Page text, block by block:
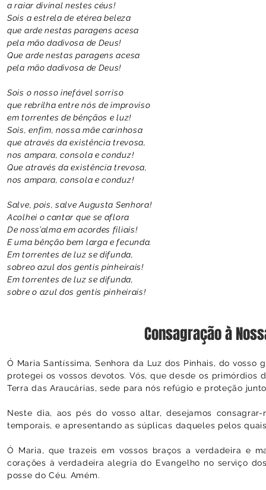
a raiar divinal nestes céus!
Sois a estrela de etérea beleza
que arde nestas paragens acesa
pela mão dadivosa de Deus!
Que arde nestas paragens acesa
pela mão dadivosa de Deus!
Sois o nosso inefável sorriso
que rebrilha entre nós de improviso
em torrentes de bênçãos e luz!
Sois, enfim, nossa mãe carinhosa
que através da existência trevosa,
nos ampara, consola e conduz!
Que através da existência trevosa,
nos ampara, consola e conduz!
Salve, pois, salve Augusta Senhora!
Acolhei o cantar que se aflora
De noss’alma em acordes filiais!
E uma bênção bem larga e fecunda.
Em torrentes de luz se difunda,
sobreo azul dos gentis pinheirais!
Em torrentes de luz se difunda,
sobre o azul dos gentis pinheirais!
Consagração à
Ó Maria Santíssima, Senhora da Luz dos Pinhais, do
protegei os vossos devotos. Vós, que desde os
Terra das Araucárias, sede para nós refúgio e proteção
Neste dia, aos pés do vosso altar, desejamos
temporais, e apresentando as súplicas daqueles pelos
Ó Maria, que trazeis em vossos braços a verdadeira e
corações à verdadeira alegria do Evangelho no serviço
posse do Céu. Amém.